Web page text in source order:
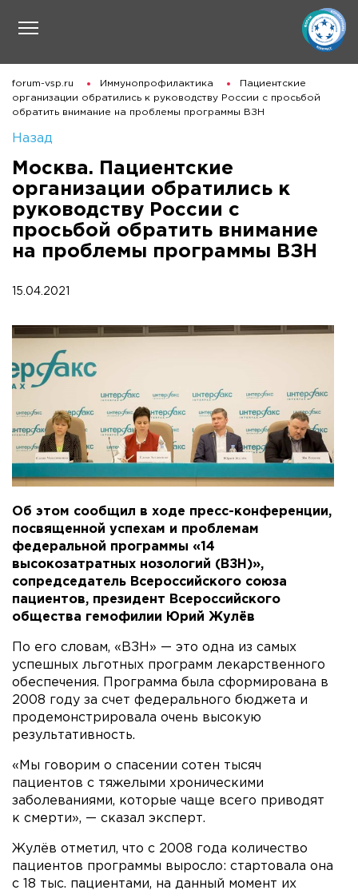
forum-vsp.ru Иммунопрофилактика
Пациентские
организации обратились к руководству России с просьбой
обратить внимание на проблемы программы ВЗН
Назад
Москва. Пациентские
организации обратились к
руководству России с
просьбой обратить внимание
на проблемы программы ВЗН
15.04.2021
Об этом сообщил в ходе пресс-конференции,
посвященной успехам и проблемам
федеральной программы «14
высокозатратных нозологий (ВЗН)»,
сопредседатель Всероссийского союза
пациентов, президент Всероссийского
общества гемофилии Юрий Жулёв
По его словам, «ВЗН» — это одна из самых
успешных льготных программ лекарственного
обеспечения. Программа была сформирована в
2008 году за счет федерального бюджета и
продемонстрировала очень высокую
результативность.
«Мы говорим о спасении сотен тысяч
пациентов с тяжелыми хроническими
заболеваниями, которые чаще всего приводят
к смерти», — сказал эксперт.
Жулёв отметил, что с 2008 года количество
пациентов программы выросло: стартовала она
с 18 тыс. пациентами, на данный момент их